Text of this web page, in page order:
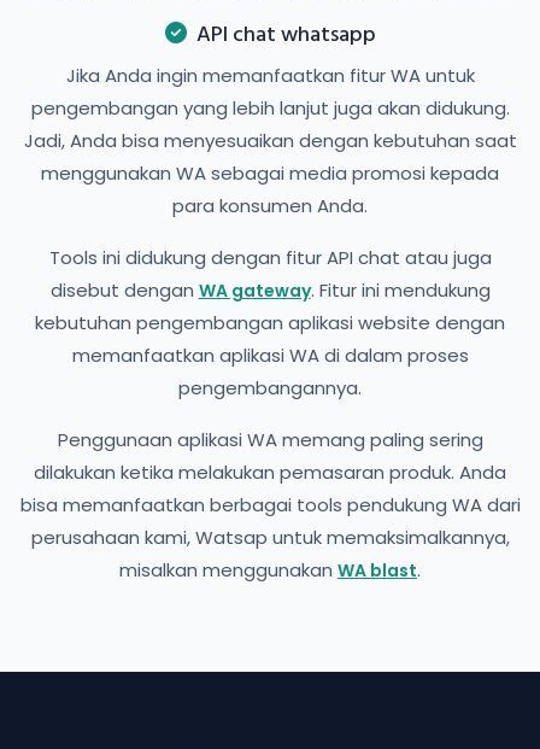
API chat whatsapp
Jika Anda ingin memanfaatkan fitur WA untuk
pengembangan yang lebih lanjut juga akan didukung.
Jadi, Anda bisa menyesuaikan dengan kebutuhan saat
menggunakan WA sebagai media promosi kepada
para konsumen Anda.
Tools ini didukung dengan fitur API chat atau juga
disebut dengan WA gateway. Fitur ini mendukung
kebutuhan pengembangan aplikasi website dengan
memanfaatkan aplikasi WA di dalam proses
pengembangannya.
Penggunaan aplikasi WA memang paling sering
dilakukan ketika melakukan pemasaran produk. Anda
bisa memanfaatkan berbagai tools pendukung WA dari
perusahaan kami, Watsap untuk memaksimalkannya,
misalkan menggunakan WA blast.